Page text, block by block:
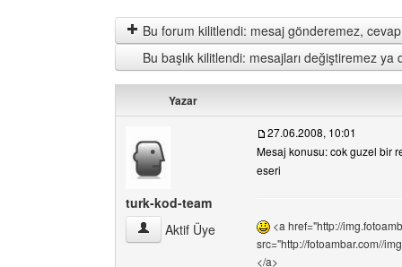
Bu forum kilitlendi: mesaj gönderemez,
Bu başlık kilitlendi: mesajları değiştiremez ya
Yazar
turk-kod-team
turk-kod-team Kullanıcının profilini görüntüle
Aktif Üye
27.06.2008, 10:01
Mesaj konusu: cok guzel bir
eseri
<a href="http://
src="http://fotoambar.com//
</a>